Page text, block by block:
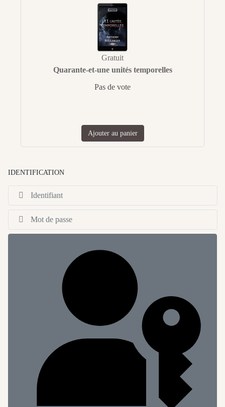
Gratuit
Quarante-et-une unités temporelles
Pas de vote
Ajouter au panier
IDENTIFICATION